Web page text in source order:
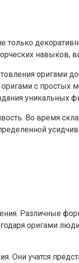
только
навыков,
оригами
с
уникальных
Во время
Различные
оригами
учатся